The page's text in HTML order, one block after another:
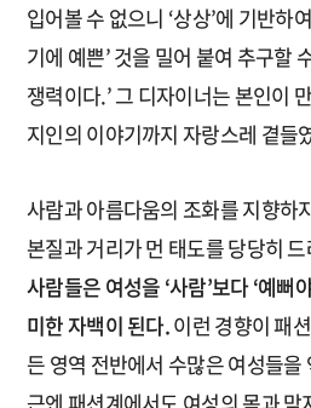
입어볼 수 없으니 ‘상상’에 기반하
기에 예쁜’ 것을 밀어 붙여 추구할
쟁력이다.’ 그 디자이너는 본인이
지인의 이야기까지 자랑스레 곁들
사람과 아름다움의 조화를 지향하
본질과 거리가 먼 태도를 당당히
사람들은 여성을 ‘사람’보다 ‘예뻐
미한 자백이 된다.이런 경향이 패
든 영역 전반에서 수많은 여성들을